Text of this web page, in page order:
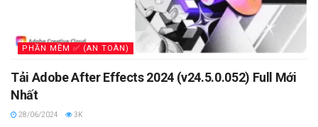
PHẦN MỀM ✅ (AN TOÀN)
Tải Adobe After Effects 2024 (v24.5.0.052) Full Mới
Nhất
28/06/2024 3K